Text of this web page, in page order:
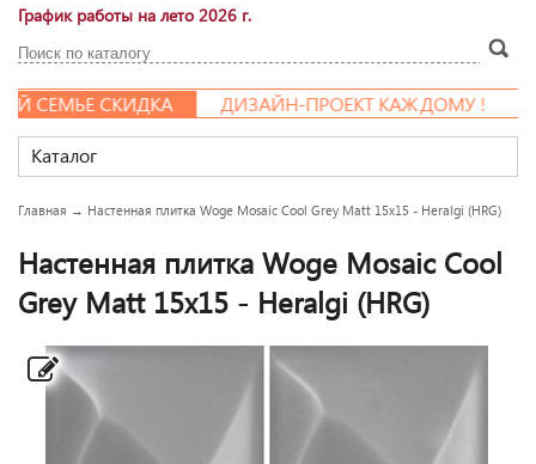
График работы на лето 2026 г.
СЕМЬЕ СКИДКА
ДИЗАЙН-ПРОЕКТ КАЖДОМУ !
Каталог
Главная → Настенная плитка Woge Mosaic Cool Grey Matt 15x15 - Heralgi (HRG)
Настенная плитка Woge Mosaic Cool
Grey Matt 15x15 - Heralgi (HRG)